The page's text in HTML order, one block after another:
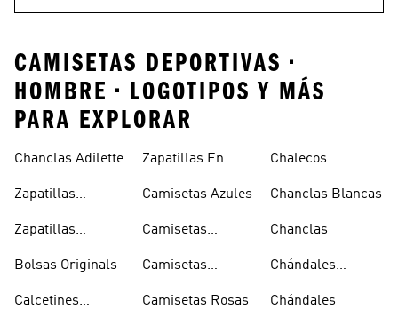
CAMISETAS DEPORTIVAS •
HOMBRE • LOGOTIPOS Y MÁS
PARA EXPLORAR
Chanclas Adilette
Zapatillas
Zapatillas
Blancas
Bolsas Originals
Calcetines
Zapatillas En
Camisetas Azules
Camisetas
Camisetas
Camisetas Rosas
Chalecos
Chanclas Blancas
Chanclas
Chándales
Chándales